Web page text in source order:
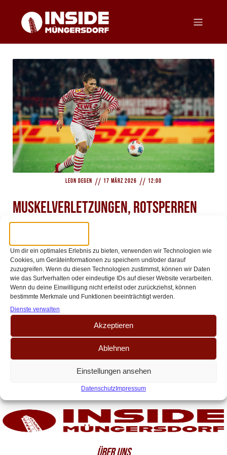
Um dir ein optimales Erlebnis zu bieten, verwenden wir Technologien wie
Cookies, um Geräteinformationen zu speichern und/oder darauf
zuzugreifen. Wenn du diesen Technologien zustimmst, können wir Daten
wie das Surfverhalten oder eindeutige IDs auf dieser Website verarbeiten.
Wenn du deine Einwilligung nicht erteilst oder zurückziehst, können
bestimmte Merkmale und Funktionen beeinträchtigt werden.
Dienste verwalten
Akzeptieren
Ablehnen
Einstellungen ansehen
DatenschutzImpressum
Leon Degen // 17 März 2026 // 12:00
Muskelverletzungen, Rotsperren
und Systemumstellungen – Warum
die FC-Defensive trotzdem Mut
macht
Seit der Horror-Verletzung von Abwehrchef Timo Hübers ist die Defensive
beim FC eine Dauerbaustelle. Auf der Suche nach seiner besten
Abwehrkette musste Kwasniok immer wieder[…]